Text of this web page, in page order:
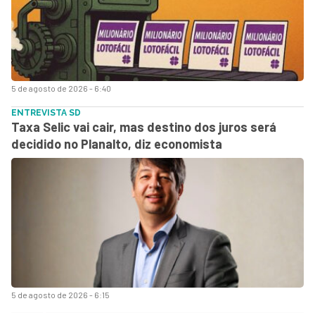
5 de agosto de 2026 - 6:40
5 de agosto de 2026 - 6:15
ENTREVISTA SD
Taxa Selic vai cair, mas destino dos juros será
decidido no Planalto, diz economista